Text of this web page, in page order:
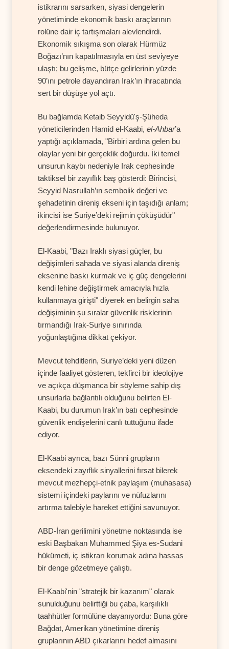
istikrarını sarsarken, siyasi dengelerin
yönetiminde ekonomik baskı araçlarının
rolüne dair iç tartışmaları alevlendirdi.
Ekonomik sıkışma son olarak Hürmüz
Boğazı’nın kapatılmasıyla en üst seviyeye
ulaştı; bu gelişme, bütçe gelirlerinin yüzde
90’ını petrole dayandıran Irak’ın ihracatında
sert bir düşüşe yol açtı.
Bu bağlamda Ketaib Seyyidü'ş-Şüheda
yöneticilerinden Hamid el-Kaabi, el-Ahbar’a
yaptığı açıklamada, "Birbiri ardına gelen bu
olaylar yeni bir gerçeklik doğurdu. İki temel
unsurun kaybı nedeniyle Irak cephesinde
taktiksel bir zayıflık baş gösterdi: Birincisi,
Seyyid Nasrullah’ın sembolik değeri ve
şehadetinin direniş ekseni için taşıdığı anlam;
ikincisi ise Suriye’deki rejimin çöküşüdür"
değerlendirmesinde bulunuyor.
El-Kaabi, "Bazı Iraklı siyasi güçler, bu
değişimleri sahada ve siyasi alanda direniş
eksenine baskı kurmak ve iç güç dengelerini
kendi lehine değiştirmek amacıyla hızla
kullanmaya girişti" diyerek en belirgin saha
değişiminin şu sıralar güvenlik risklerinin
tırmandığı Irak-Suriye sınırında
yoğunlaştığına dikkat çekiyor.
Mevcut tehditlerin, Suriye’deki yeni düzen
içinde faaliyet gösteren, tekfirci bir ideolojiye
ve açıkça düşmanca bir söyleme sahip dış
unsurlarla bağlantılı olduğunu belirten El-
Kaabi, bu durumun Irak’ın batı cephesinde
güvenlik endişelerini canlı tuttuğunu ifade
ediyor.
El-Kaabi ayrıca, bazı Sünni grupların
eksendeki zayıflık sinyallerini fırsat bilerek
mevcut mezhepçi-etnik paylaşım (muhasasa)
sistemi içindeki paylarını ve nüfuzlarını
artırma talebiyle hareket ettiğini savunuyor.
ABD-İran gerilimini yönetme noktasında ise
eski Başbakan Muhammed Şiya es-Sudani
hükümeti, iç istikrarı korumak adına hassas
bir denge gözetmeye çalıştı.
El-Kaabi'nin "stratejik bir kazanım" olarak
sunulduğunu belirttiği bu çaba, karşılıklı
taahhütler formülüne dayanıyordu: Buna göre
Bağdat, Amerikan yönetimine direniş
gruplarının ABD çıkarlarını hedef almasını